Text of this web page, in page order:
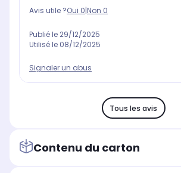
Avis utile ?Oui 0|Non 0
Publié le 29/12/2025
Utilisé le 08/12/2025
Signaler un abus
Tous les avis
Contenu du carton